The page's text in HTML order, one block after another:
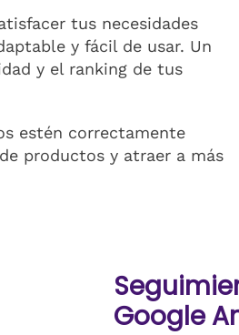
tus necesidades
y fácil de usar. Un
y el ranking de tus
estén correctamente
productos y atraer a más
Google